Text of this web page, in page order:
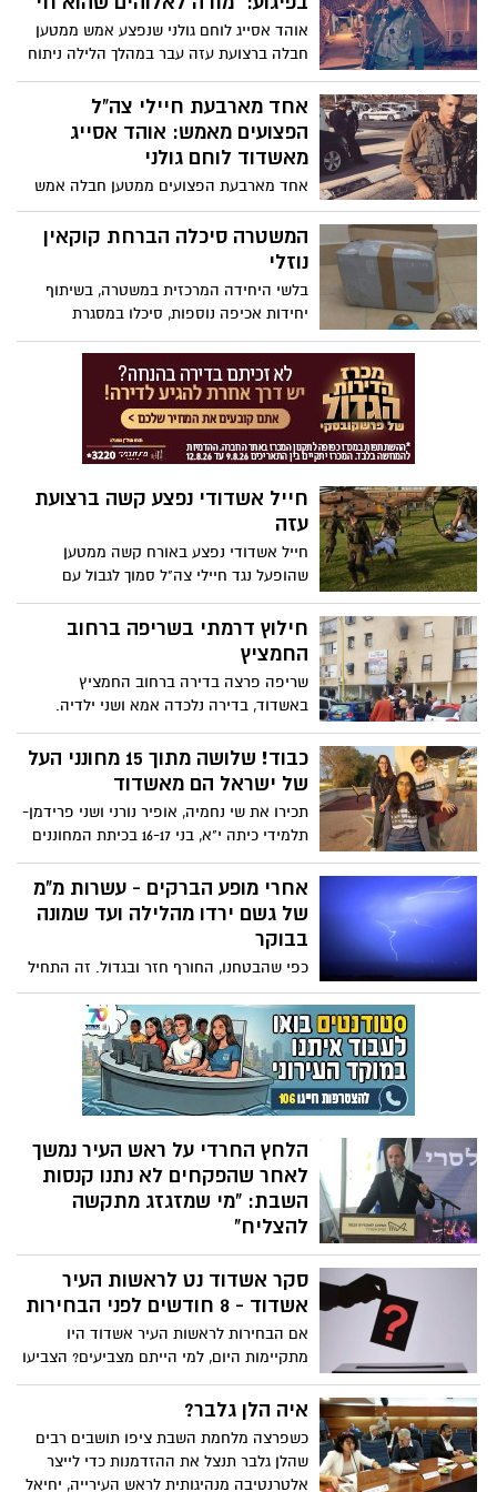
אוהד אסייג לוחם גולני שנפצע אמש ממטען
חבלה ברצועת עזה עבר במהלך הלילה ניתוח
שארך כ-9 שעות. בשעה זו הוא התעורר
מהניתוח ומתקשר עם הסובבים. אימו שוחחה
לפני זמן קצר עם כתב אשדוד נט
אחד מארבעת חיילי צה"ל
הפצועים מאמש: אוהד אסייג
מאשדוד לוחם גולני
אחד מארבעת הפצועים ממטען חבלה אמש
(ש') ברצועת עזה הוא לוחם גולני אוהד אסייג
תושב אשדוד. אימו עובדת עירייה ותיקה
באגף הגביה. אסייג מאושפז בביה"ח סורוקה
המשטרה סיכלה הברחת קוקאין
נוזלי
בלשי היחידה המרכזית במשטרה, בשיתוף
יחידות אכיפה נוספות, סיכלו במסגרת
פעילותם בימים האחרונים הברחת סמים מסוג
קוקאין שהוסוו בתוך בקבוקי שמפו שהגיעו
מחו"ל
חייל אשדודי נפצע קשה ברצועת
עזה
חייל אשדודי נפצע באורח קשה ממטען
שהופעל נגד חיילי צה"ל סמוך לגבול עם
רצועת עזה. ארבעה חיילים נפצעו
בהתפוצצות המטען, 2 מהם קשה, אחד בינוני
ואד קל. החיילים אינם בסכנת חיים מיידית,
אך הם סובלים מפגיעות הדף, רסיסים וכוויות
והועברו לחדרי ניתוח בבית חולים סורוקה.
במקביל חיל האוויר תקף כמה יעדים, בהם
מוצבי חמאס. בעוטף עזה הופעלו אזעקות
חילוץ דרמתי בשריפה ברחוב
החמציץ
שריפה פרצה בדירה ברחוב החמציץ
באשדוד, בדירה נלכדה אמא ושני ילדיה.
הדירה התמלאה עשן סמיך, אזרחים שיכנעו
את האמא להשליך את ילדיה מהחלון ובכך
ניצלו חייהם. השלושה פונו במצב בינוני לבית
כבוד! שלושה מתוך 15 מחונני העל
של ישראל הם מאשדוד
תכירו את שי נחמיה, אופיר נורני ושני פרידמן-
תלמידי כיתה י"א, בני 16-17 בכיתת המחוננים
במקיף ג' מאשדוד שנבחרו לתוכנית ארצית
ומיוחדת שרכזה לתוכה את 15 מחונני העל
מרחבי הארץ, תאמינו או לא- הם גם לומדים
החנית של משרד החינוך בישראל
אחרי מופע הברקים - עשרות מ"מ
של גשם ירדו מהלילה ועד שמונה
בבוקר
כפי שהבטחנו, החורף חזר ובגדול. זה התחיל
ממופע אור-קולי מעל שמי העיר והאיזור,
ונמשך עם גשם שירד כמעט ללא הפסקה מאז
שעות הלילה. כמות הגשם הנכבדה מביאה את
אשדוד כמעט לממוצע המשקעים השנתי
לחורף
הלחץ החרדי על ראש העיר נמשך
לאחר שהפקחים לא נתנו קנסות
השבת: "מי שמזגזג מתקשה
להצליח"
בעיתון החרדי 'המודיע' פרסמו היום מכתב
גלוי לראש העיר אשדוד, ד"ר יחיאל לסרי, בו
נקרא לסרי לקבל החלטות בכל הנוגע לסוגיית
השבת. "מנהיג אמיתי מקבל החלטות קשות
ולא מזגזג, אחרת הוא נסחט אישית ופוליטית",
סקר אשדוד נט לראשות העיר
אשדוד - 8 חודשים לפני הבחירות
אם הבחירות לראשות העיר אשדוד היו
מתקיימות היום, למי הייתם מצביעים? הצביעו
כאן - שימו לב שהתוצאות זמניות וישתנו בכל
רגע נתון - ההצבעה על הסקר עד שישי הבא
איה הלן גלבר?
כשפרצה מלחמת השבת ציפו תושבים רבים
שהלן גלבר תנצל את ההזדמנות כדי לייצר
אלטרנטיבה מנהיגותית לראש העירייה, יחיאל